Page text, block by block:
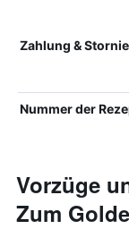
Zahlung &
Nummer der
Vorzüge
Zum